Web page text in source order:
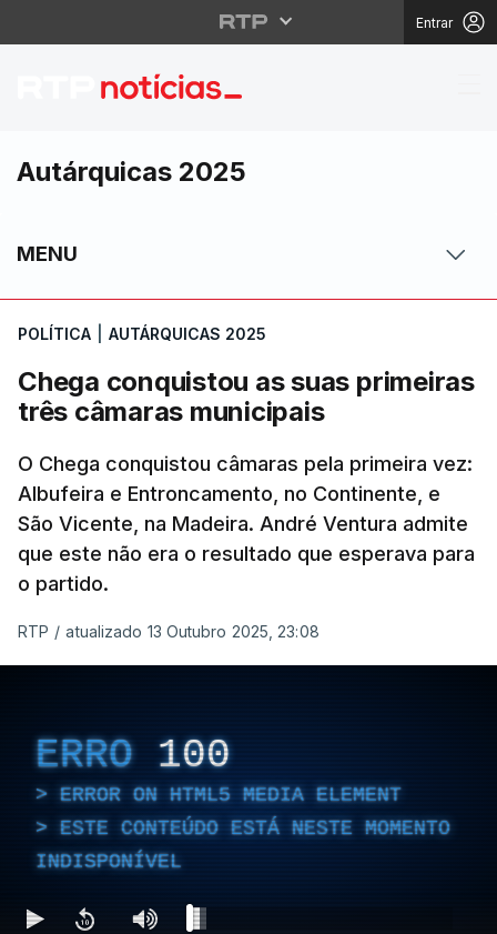
Entrar
Chega conquistou as
Autárquicas 2025
MENU
POLÍTICA AUTÁRQUICAS 2025
Chega conquistou as suas primeiras
três câmaras municipais
O Chega conquistou câmaras pela primeira vez:
Albufeira e Entroncamento, no Continente, e
São Vicente, na Madeira. André Ventura admite
que este não era o resultado que esperava para
o partido.
RTP / atualizado 13 Outubro 2025, 23:08
ERRO 100
ERROR ON HTML5 MEDIA ELEMENT
ESTE CONTEÚDO ESTÁ NESTE MOMENTO
INDISPONÍVEL